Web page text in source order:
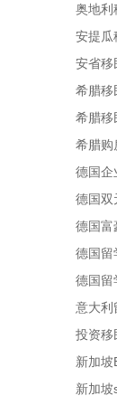
奥地利
安提瓜
安省移
希腊移
希腊移
希腊购
德国企
德国双
德国富
德国留
德国留
意大利
投资移
新加坡
新加坡